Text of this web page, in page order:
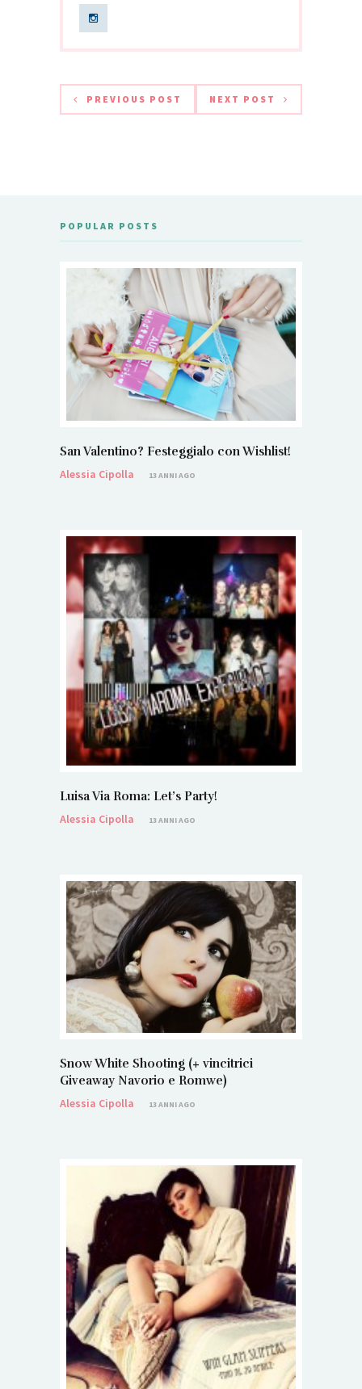
PREVIOUS POST NEXT POST
POPULAR POSTS
San Valentino? Festeggialo con Wishlist!
Alessia Cipolla
13 ANNI AGO
Luisa Via Roma: Let’s Party!
Alessia Cipolla
13 ANNI AGO
Snow White Shooting (+ vincitrici
Giveaway Navorio e Romwe)
Alessia Cipolla
13 ANNI AGO